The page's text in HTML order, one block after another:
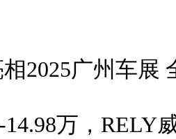
2025广州车展
万，RELY